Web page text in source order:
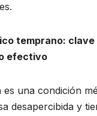
temprano: clave
efectivo
es una condición
desapercibida y